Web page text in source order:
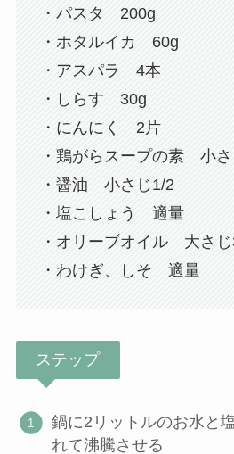
・パスタ 200g
・ホタルイカ 60g
・アスパラ 4本
・しらす 30g
・にんにく 2片
・鶏がらスープの素 小
・醤油 小さじ1/2
・塩こしょう 適量
・オリーブオイル 大さ
・わけぎ、しそ 適量
ステップ
鍋に2リットルのお水と
れて沸騰させる